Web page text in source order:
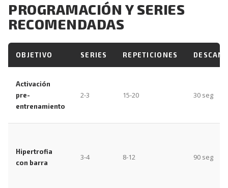
PROGRAMACIÓN Y SERIES
RECOMENDADAS
OBJETIVO SERIES REPETICIONES
Activación
pre-
entrenamiento
2-3 15-20 30 seg
Hipertrofia
con barra
3-4 8-12 90 seg